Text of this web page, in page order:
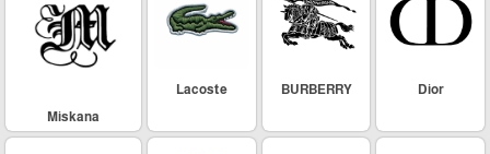
Dior
BURBERRY
Lacoste
Miskana